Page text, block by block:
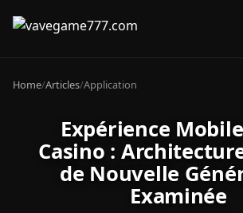
Home/Articles/Application
Expérience
Casino :
de Nouvelle
Examinée